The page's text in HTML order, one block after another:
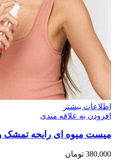
اطلاعات بیشتر
افزودن به علاقه مندی
میست میوه ای رایحه تمشک و
380,000 تومان